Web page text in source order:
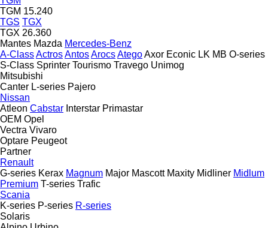
TGM 15.240
TGS TGX
TGX 26.360
Mantes Mazda Mercedes-Benz
A-ClassActrosAntosArocsAtegoAxor Econic LK MB O-series
S-Class Sprinter Tourismo Travego Unimog
Mitsubishi
Canter L-series Pajero
Nissan
Atleon Cabstar Interstar Primastar
OEM Opel
Vectra Vivaro
Optare Peugeot
Partner
Renault
G-series Kerax Magnum Major Mascott Maxity Midliner Midlum
Premium T-series Trafic
Scania
K-series P-series R-series
Solaris